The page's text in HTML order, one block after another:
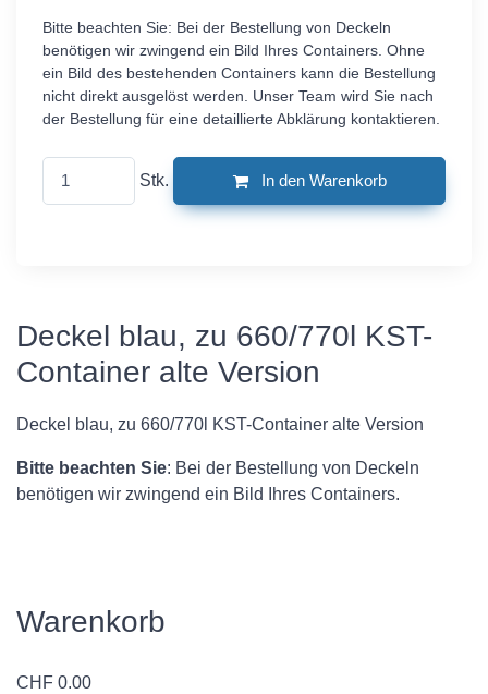
Bitte beachten Sie: Bei der Bestellung von Deckeln
benötigen wir zwingend ein Bild Ihres Containers. Ohne
ein Bild des bestehenden Containers kann die Bestellung
nicht direkt ausgelöst werden. Unser Team wird Sie nach
der Bestellung für eine detaillierte Abklärung kontaktieren.
Stk. In den Warenkorb
Deckel blau, zu 660/770l KST-
Container alte Version
Deckel blau, zu 660/770l KST-Container alte Version
Bitte beachten Sie: Bei der Bestellung von Deckeln
benötigen wir zwingend ein Bild Ihres Containers.
Warenkorb
CHF 0.00